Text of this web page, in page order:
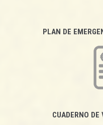
PLAN DE
CUADERNO